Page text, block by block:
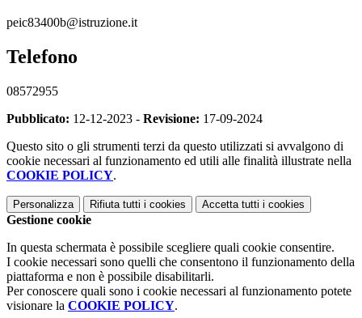
peic83400b@istruzione.it
Telefono
08572955
Pubblicato: 12-12-2023 - Revisione: 17-09-2024
Questo sito o gli strumenti terzi da questo utilizzati si avvalgono di
cookie necessari al funzionamento ed utili alle finalità illustrate nella
COOKIE POLICY.
Personalizza Rifiuta tutti i cookies Accetta tutti i cookies
Gestione cookie
In questa schermata è possibile scegliere quali cookie consentire.
I cookie necessari sono quelli che consentono il funzionamento della
piattaforma e non è possibile disabilitarli.
Per conoscere quali sono i cookie necessari al funzionamento potete
visionare la COOKIE POLICY.